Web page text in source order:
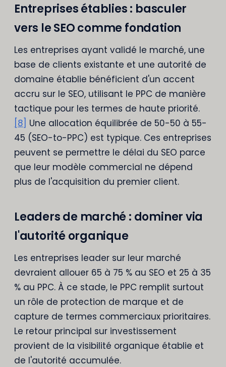
Entreprises établies : basculer
vers le SEO comme fondation
Les entreprises ayant validé le marché, une
base de clients existante et une autorité de
domaine établie bénéficient d'un accent
accru sur le SEO, utilisant le PPC de manière
tactique pour les termes de haute priorité.
[8] Une allocation équilibrée de 50-50 à 55-
45 (SEO-to-PPC) est typique. Ces entreprises
peuvent se permettre le délai du SEO parce
que leur modèle commercial ne dépend
plus de l'acquisition du premier client.
Leaders de marché : dominer via
l'autorité organique
Les entreprises leader sur leur marché
devraient allouer 65 à 75 % au SEO et 25 à 35
% au PPC. À ce stade, le PPC remplit surtout
un rôle de protection de marque et de
capture de termes commerciaux prioritaires.
Le retour principal sur investissement
provient de la visibilité organique établie et
de l'autorité accumulée.